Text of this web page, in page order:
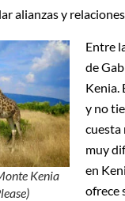
alianzas y
Kenia
Entre
de
Kenia.
y no
cuesta
muy
en
ofrece